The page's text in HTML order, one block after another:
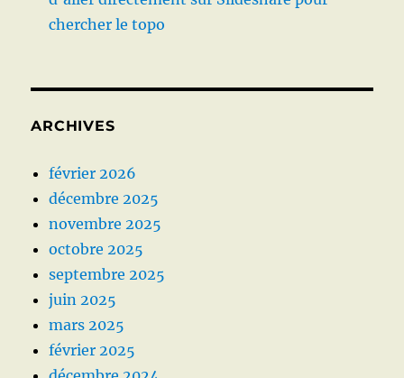
chercher le topo
ARCHIVES
février 2026
décembre 2025
novembre 2025
octobre 2025
septembre 2025
juin 2025
mars 2025
février 2025